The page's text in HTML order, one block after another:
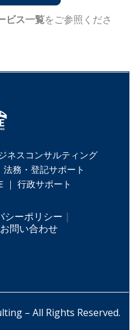
ビス一覧をご参照くださ
ネスコンサルティング
法務・登記サポート
｜ 行政サポート
シーポリシー ｜
お問い合わせ
– All Rights Reserved.